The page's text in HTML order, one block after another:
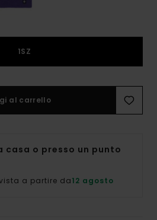
1SZ
al carrello
casa o presso un punto
a partire da12 agosto